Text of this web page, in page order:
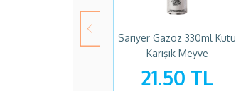
Sarıyer Gazoz 330ml Kutu
Karışık Meyve
21.50 TL